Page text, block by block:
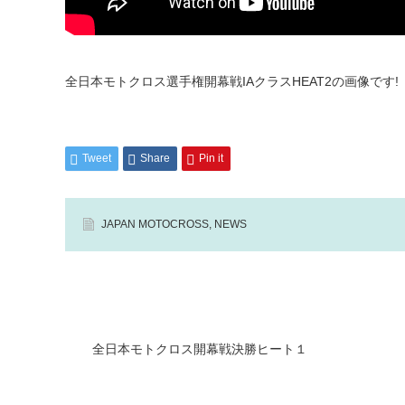
全日本モトクロス選手権開幕戦IAクラスHEAT2の画像です!
Tweet Share Pin it
JAPAN MOTOCROSS, NEWS
全日本モトクロス開幕戦決勝ヒート１